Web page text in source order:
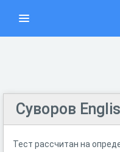
Суворов
Тест рассчитан на